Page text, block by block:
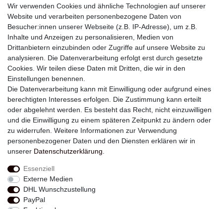
Newsletter
E-MAIL **
Einwilligung kann ich jederzeit widerrufen.**
Abonnieren
Widerrufs­recht
Wir verwenden Cookies und ähnliche Technologien auf unserer
Website und verarbeiten personenbezogene Daten von
Besucher:innen unserer Webseite (z.B. IP-Adresse), um z.B.
Inhalte und Anzeigen zu personalisieren, Medien von
Drittanbietern einzubinden oder Zugriffe auf unsere Website zu
analysieren. Die Datenverarbeitung erfolgt erst durch gesetzte
Cookies. Wir teilen diese Daten mit Dritten, die wir in den
Einstellungen benennen.
Die Datenverarbeitung kann mit Einwilligung oder aufgrund eines
berechtigten Interesses erfolgen. Die Zustimmung kann erteilt
oder abgelehnt werden. Es besteht das Recht, nicht einzuwilligen
und die Einwilligung zu einem späteren Zeitpunkt zu ändern oder
zu widerrufen. Weitere Informationen zur Verwendung
personenbezogener Daten und den Diensten erklären wir in
unserer Daten­schutz­erklärung
Essenziell
Externe Medien
DHL Wunschzustellung
PayPal